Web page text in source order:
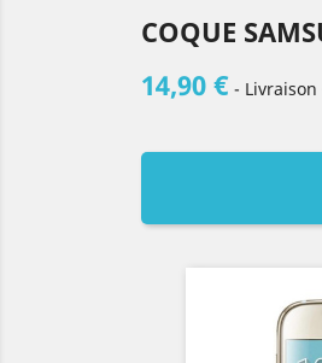
COQUE
14,90 € - Livraison